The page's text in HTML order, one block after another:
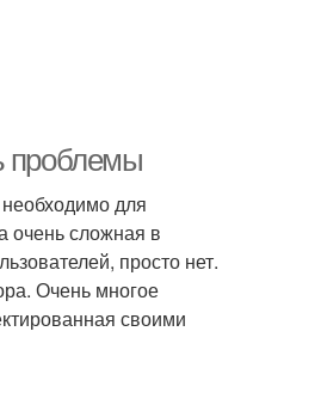
проблемы
для
очень сложная в
просто нет.
Очень многое
своими